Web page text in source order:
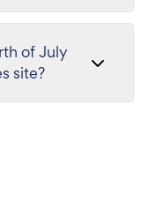
of July
site?